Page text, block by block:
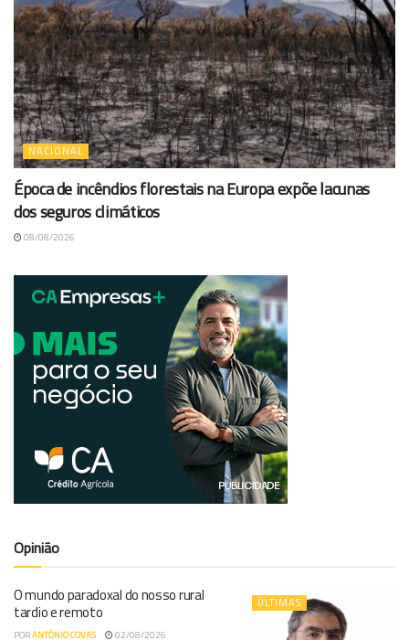
NACIONAL
Época de incêndios florestais na Europa expõe lacunas
dos seguros climáticos
08/08/2026
Opinião
ÚLTIMAS
O mundo paradoxal do nosso rural
tardio e remoto
PORANTÓNIO COVAS 02/08/2026